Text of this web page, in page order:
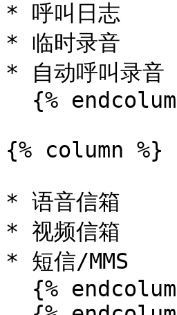
* 呼叫日志
* 临时录音
* 自动呼叫录音
{% column %}
* 语音信箱
* 视频信箱
* 短信/MMS